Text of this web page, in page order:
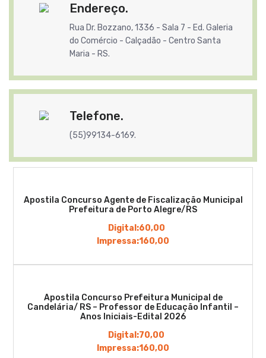
Endereço.
Rua Dr. Bozzano, 1336 - Sala 7 - Ed. Galeria
do Comércio - Calçadão - Centro Santa
Maria - RS.
Telefone.
(55)99134-6169.
Apostila Concurso Agente de Fiscalização Municipal
Prefeitura de Porto Alegre/RS
Digital:60,00
Impressa:160,00
Apostila Concurso Prefeitura Municipal de
Candelária/ RS – Professor de Educação Infantil –
Anos Iniciais-Edital 2026
Digital:70,00
Impressa:160,00